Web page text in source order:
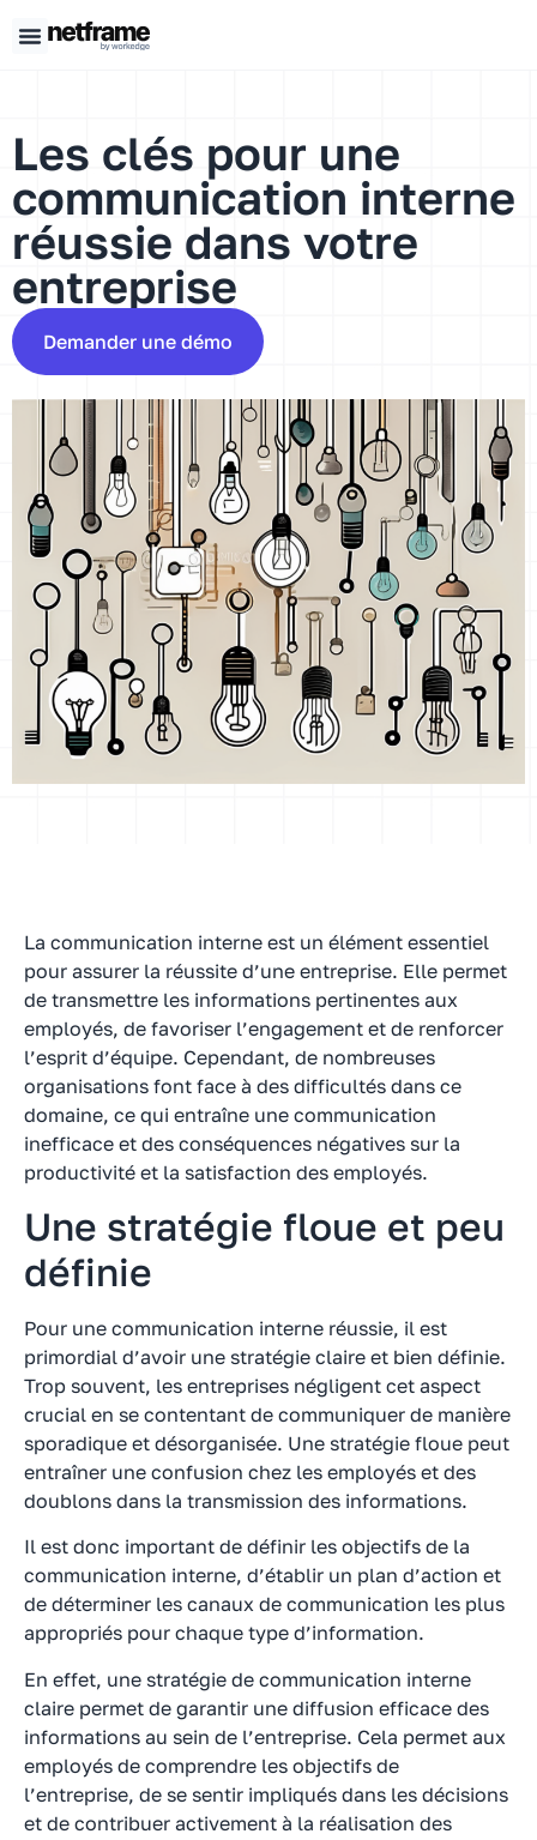
Les clés pour une
communication interne
réussie dans votre
entreprise
Demander une démo
La communication interne est un élément essentiel
pour assurer la réussite d’une entreprise. Elle permet
de transmettre les informations pertinentes aux
employés, de favoriser l’engagement et de renforcer
l’esprit d’équipe. Cependant, de nombreuses
organisations font face à des difficultés dans ce
domaine, ce qui entraîne une communication
inefficace et des conséquences négatives sur la
productivité et la satisfaction des employés.
Une stratégie floue et peu
définie
Pour une communication interne réussie, il est
primordial d’avoir une stratégie claire et bien définie.
Trop souvent, les entreprises négligent cet aspect
crucial en se contentant de communiquer de manière
sporadique et désorganisée. Une stratégie floue peut
entraîner une confusion chez les employés et des
doublons dans la transmission des informations.
Il est donc important de définir les objectifs de la
communication interne, d’établir un plan d’action et
de déterminer les canaux de communication les plus
appropriés pour chaque type d’information.
En effet, une stratégie de communication interne
claire permet de garantir une diffusion efficace des
informations au sein de l’entreprise. Cela permet aux
employés de comprendre les objectifs de
l’entreprise, de se sentir impliqués dans les décisions
et de contribuer activement à la réalisation des